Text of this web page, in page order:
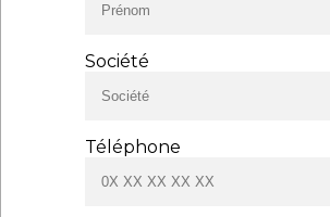
Société
Téléphone